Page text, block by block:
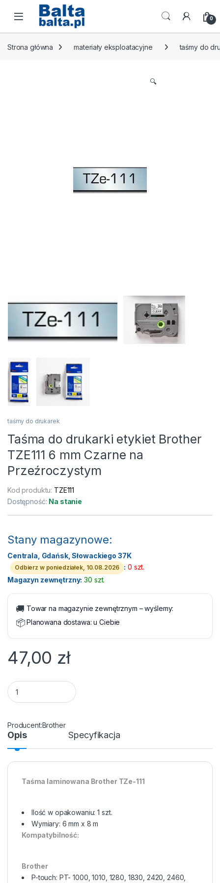
Skip to navigation
Skip to content
Open 0
Strona główna materiały eksploatacyjne taśmy do
🔍
taśmy do drukarek
Taśma do drukarki etykiet Brother
TZE111 6 mm Czarne na
Przeźroczystym
Kod produktu: TZE111
Dostępność: Na stanie
Stany magazynowe:
Centrala, Gdańsk, Słowackiego 37K
Odbierz w poniedziałek, 10.08.2026 : 0 szt.
Magazyn zewnętrzny: 30 szt.
🚚 Towar na magazynie zewnętrznym – wyślemy:
📦Planowana dostawa:u Ciebie
47,00 zł
Taśma do drukarki etykiet Brother TZE111 6 mm Czarne na
Brother
Opis Specyfikacja
Taśma laminowana Brother TZe-111
Ilość w opakowaniu: 1 szt.
Wymiary: 6 mm x 8 m
Kompatybilność:
Brother
P-touch: PT- 1000, 1010, 1280, 1830, 2420, 2460,